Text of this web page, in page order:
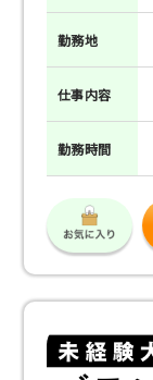
勤務地
仕事内容
勤務時間